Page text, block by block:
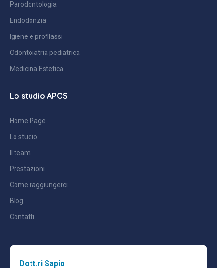
Parodontologia
Endodonzia
Igiene e profilassi
Odontoiatria pediatrica
Medicina Estetica
Lo studio APOS
Home Page
Lo studio
Il team
Prestazioni
Come raggiungerci
Blog
Contatti
Dott.ri Sapio